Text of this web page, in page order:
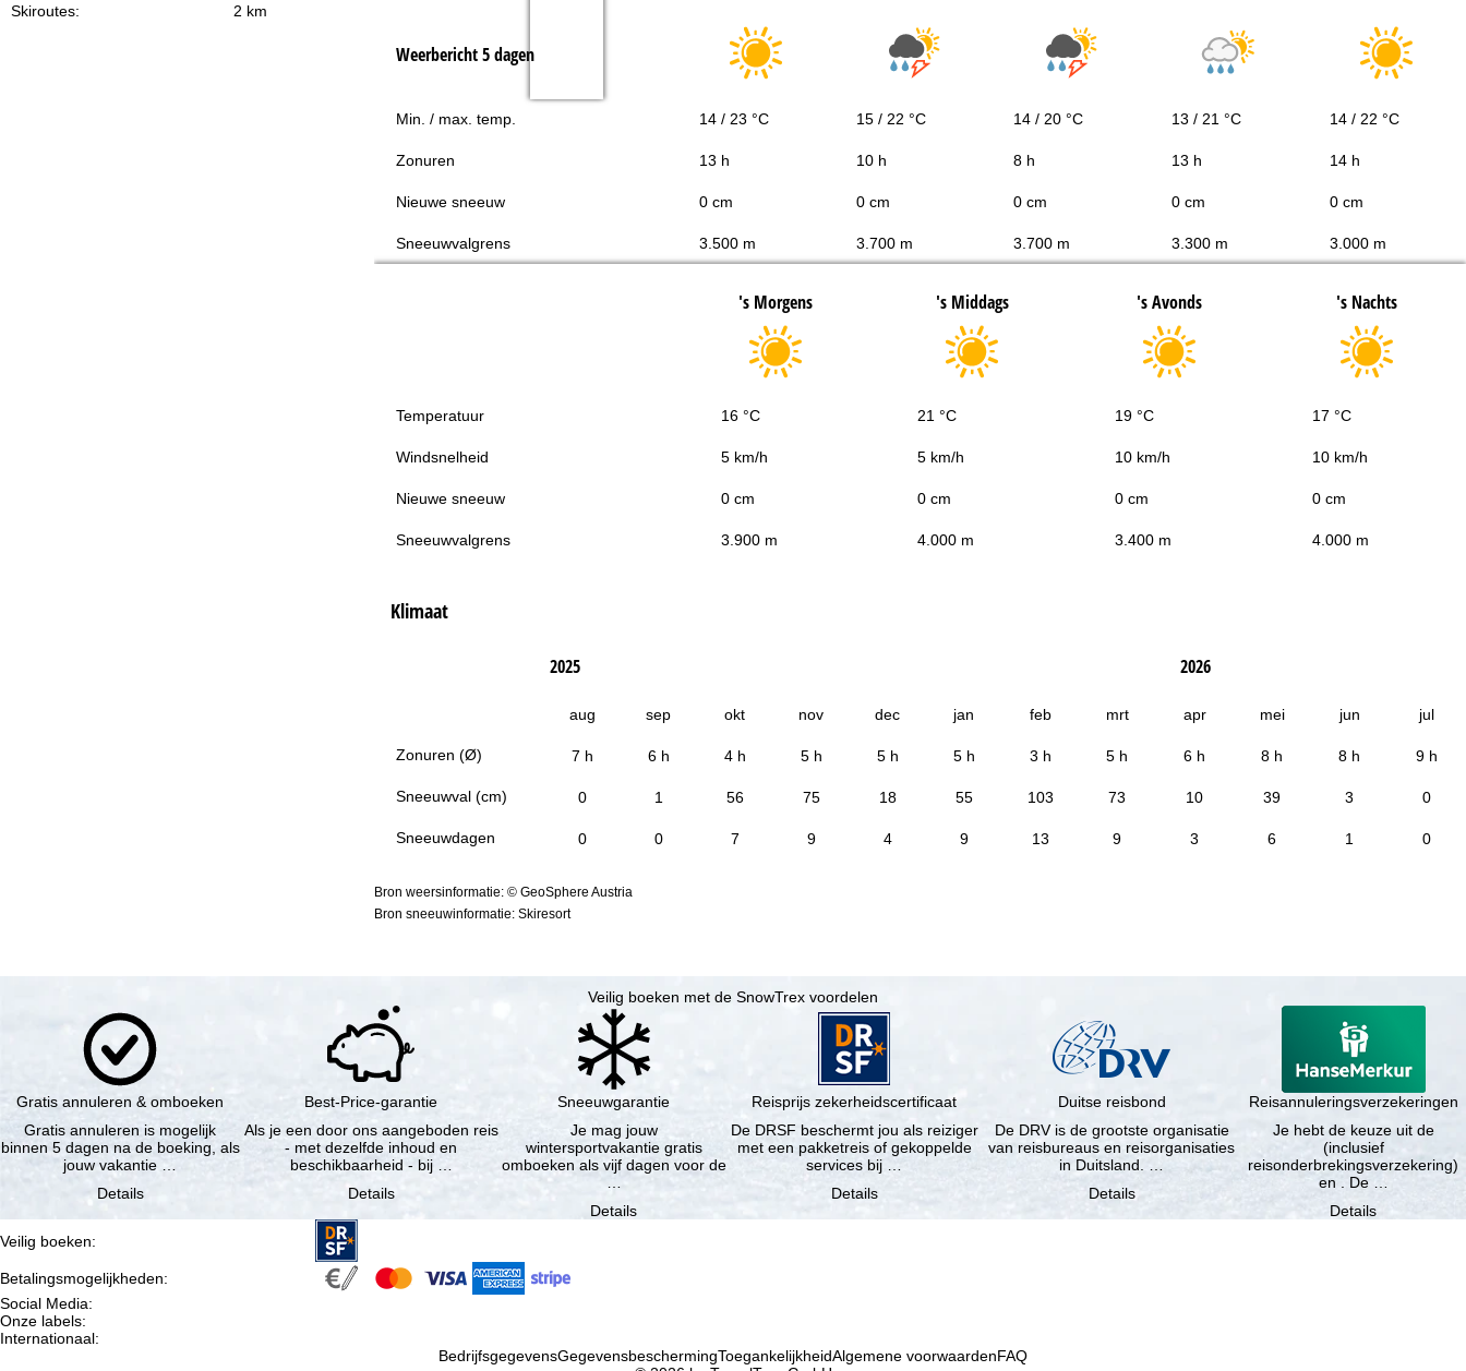
Skiroutes: 2 km
Weerbericht 5 dagen
Min. / max. temp. 14 / 23 °C 15 / 22 °C 14 / 20 °C 13 / 21 °C 14 / 22 °C
Zonuren 13 h 10 h 8 h 13 h 14 h
Nieuwe sneeuw 0 cm 0 cm 0 cm 0 cm 0 cm
Sneeuwvalgrens 3.500 m 3.700 m 3.700 m 3.300 m 3.000 m
's Morgens 's Middags 's Avonds 's Nachts
Temperatuur 16 °C 21 °C 19 °C 17 °C
Windsnelheid 5 km/h 5 km/h 10 km/h 10 km/h
Nieuwe sneeuw 0 cm 0 cm 0 cm 0 cm
Sneeuwvalgrens 3.900 m 4.000 m 3.400 m 4.000 m
Klimaat
Zonuren (Ø)
Sneeuwval (cm)
Sneeuwdagen
2025 2026
aug sep okt nov dec jan feb mrt apr mei jun jul
7 h 6 h 4 h 5 h 5 h 5 h 3 h 5 h 6 h 8 h 8 h 9 h
0 1 56 75 18 55 103 73 10 39 3 0
0 0 7 9 4 9 13 9 3 6 1 0
Bron weersinformatie: © GeoSphere Austria
Bron sneeuwinformatie: Skiresort
Veilig boeken met de SnowTrex voordelen
Gratis annuleren & omboeken
Gratis annuleren is mogelijk
binnen 5 dagen na de boeking, als
jouw vakantie …
Details
Best-Price-garantie
Als je een door ons aangeboden reis
- met dezelfde inhoud en
beschikbaarheid - bij …
Details
Sneeuwgarantie
Je mag jouw
wintersportvakantie gratis
omboeken als vijf dagen voor de
…
Details
Reisprijs zekerheidscertificaat
De DRSF beschermt jou als reiziger
met een pakketreis of gekoppelde
services bij …
Details
Duitse reisbond
De DRV is de grootste organisatie
van reisbureaus en reisorganisaties
in Duitsland. …
Details
Reisannuleringsverzekeringen
Je hebt de keuze uit de
(inclusief
reisonderbrekingsverzekering)
en . De …
Details
Veilig boeken:
Betalingsmogelijkheden:
Social Media:
Onze labels:
Internationaal:
BedrijfsgegevensGegevensbeschermingToegankelijkheidAlgemene voorwaardenFAQ